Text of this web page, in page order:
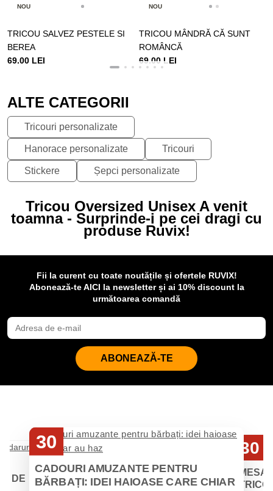
NOU
TRICOU SALVEZ PESTELE SI
BEREA
69.00 LEI
NOU
TRICOU MÂNDRĂ CĂ SUNT
ROMÂNCĂ
69.00 LEI
ALTE CATEGORII
Tricouri personalizate
Hanorace personalizate Tricouri
Stickere Șepci personalizate
Tricou Oversized Unisex A venit
toamna - Surprinde-i pe cei dragi cu
produse Ruvix!
Fii la curent cu toate noutățile și ofertele RUVIX!
Abonează-te AICI la newsletter și ai 10% discount la
următoarea comandă
ABONEAZĂ-TE
DE
30
CADOURI AMUZANTE PENTRU
BĂRBAȚI: IDEI HAIOASE CARE CHIAR
30